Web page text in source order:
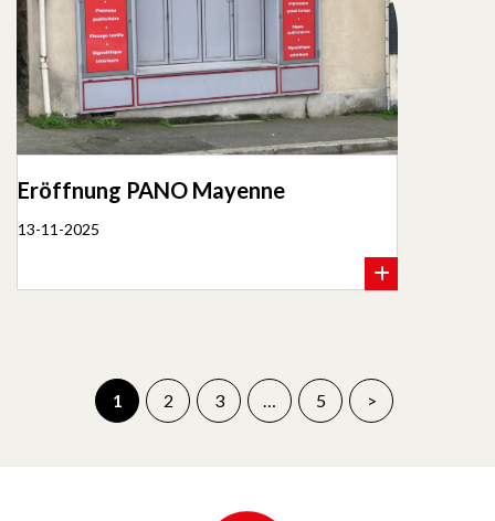
Eröffnung PANO Mayenne
13-11-2025
1 2 3 … 5 >